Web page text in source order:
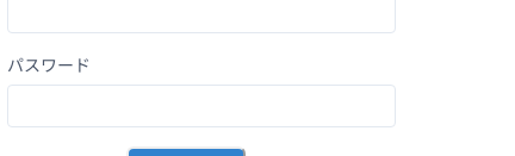
パスワード